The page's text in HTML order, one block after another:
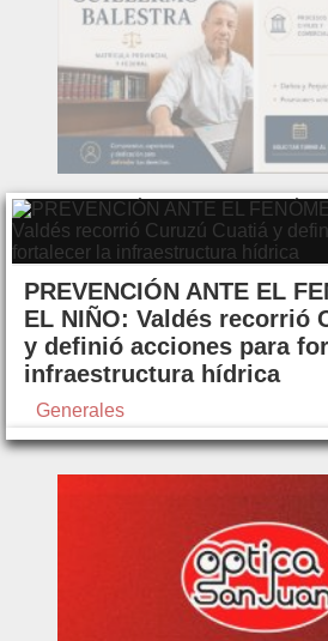
PREVENCIÓN ANTE EL
EL NIÑO: Valdés recorrió
y definió acciones para
infraestructura hídrica
Generales